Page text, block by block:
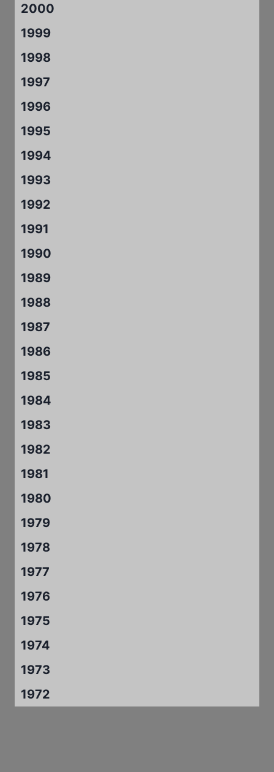
2000
1999
1998
1997
1996
1995
1994
1993
1992
1991
1990
1989
1988
1987
1986
1985
1984
1983
1982
1981
1980
1979
1978
1977
1976
1975
1974
1973
1972